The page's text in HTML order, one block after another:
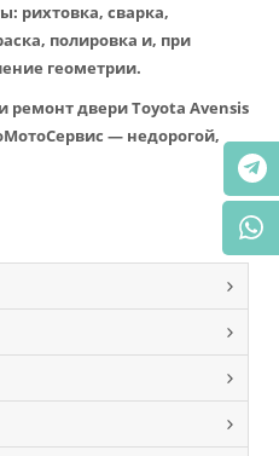
рихтовка, сварка,
полировка и, при
геометрии.
ремонт двери Toyota Avensis
— недорогой,